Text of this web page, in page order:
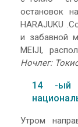
остановок
HARAJUKU
и забавной
MEIJI,
Ночлег:
14 -ый
Утром